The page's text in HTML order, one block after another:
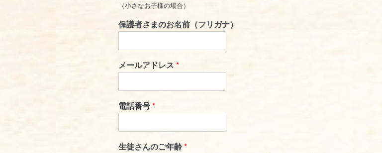
（小さなお子様の場合）
保護者さまのお名前（フリガナ）
メールアドレス *
電話番号*
生徒さんのご年齢*